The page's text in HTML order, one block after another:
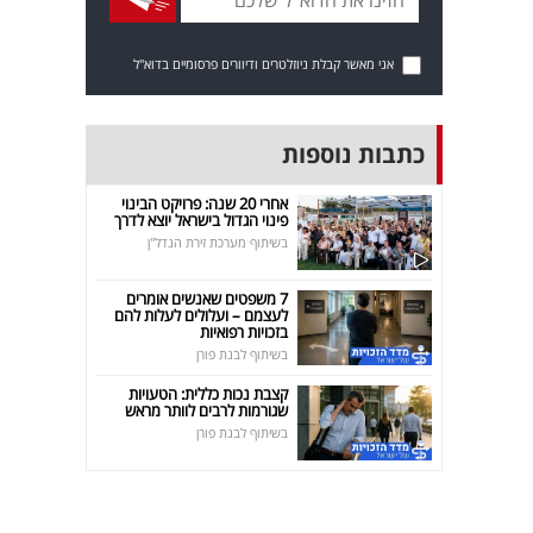
אני מאשר קבלת ניוזלטרים ודיוורים פרסומיים בדוא"ל
כתבות נוספות
אחרי 20 שנה: פרויקט הבינוי
פינוי הגדול בישראל יוצא לדרך
בשיתוף מערכת זירת הנדל"ן
7 משפטים שאנשים אומרים
לעצמם – ועלולים לעלות להם
בזכויות רפואיות
בשיתוף לבנת פורן
קצבת נכות כללית: הטעויות
שגורמות לרבים לוותר מראש
בשיתוף לבנת פורן